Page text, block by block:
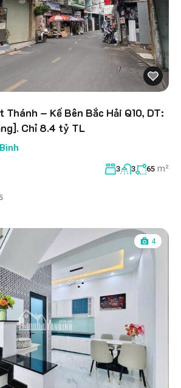
– Kế Bên Bắc Hải Q10, DT:
Chỉ 8.4 tỷ TL
3 3 65 m²
4